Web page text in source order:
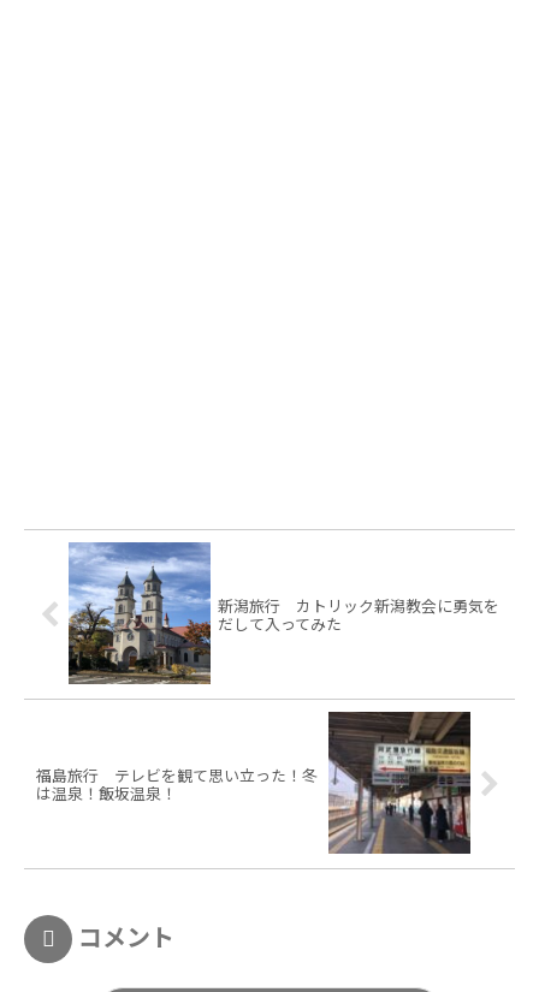
新潟旅行 カトリック新潟教会に勇気を
だして入ってみた
福島旅行 テレビを観て思い立った！冬
は温泉！飯坂温泉！
コメント